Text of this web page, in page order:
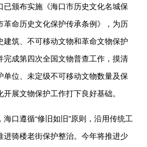
已颁布实施《海口市历史文化名城保
革命历史文化保护传承条例》，为历
建筑、不可移动文物和革命文物保护
完成第四次全国文物普查工作，摸清
单位、未定级不可移动文物数量及保
展文物保护工作打下良好基础。
海口遵循“修旧如旧”原则，沿用传统工
进骑楼老街保护整治。今年将推进少